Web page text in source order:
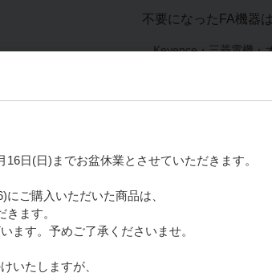
不要になったFA機器は
Keyence・三菱電機・
日(日)までお盆休業とさせていただきます。
ご購入いただいた商品は、
ます。
ます。予めご了承くださいませ。
いたしますが、